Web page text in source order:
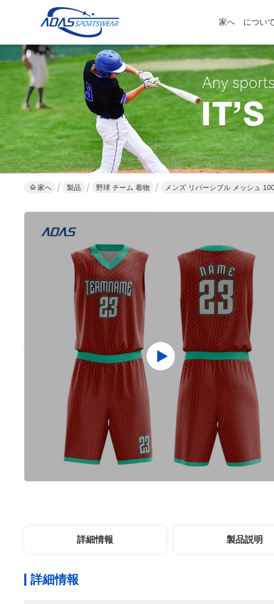
家へ につい
家へ 製品 野球 チーム 着物 メンズ リバーシブル メッシュ
詳細情報 製品説明
詳細情報